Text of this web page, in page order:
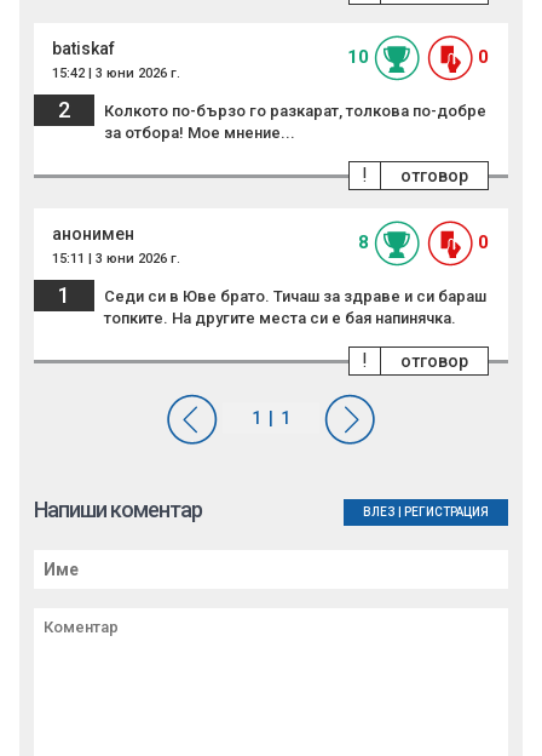
batiskaf
15:42 | 3 юни 2026 г.
10 0
2
Колкото по-бързо го разкарат, толкова по-добре
за отбора! Мое мнение...
отговор
!
анонимен
15:11 | 3 юни 2026 г.
8 0
1
Седи си в Юве брато. Тичаш за здраве и си бараш
топките. На другите места си е бая напинячка.
отговор
!
Напиши коментар ВЛЕЗ РЕГИСТРАЦИЯ